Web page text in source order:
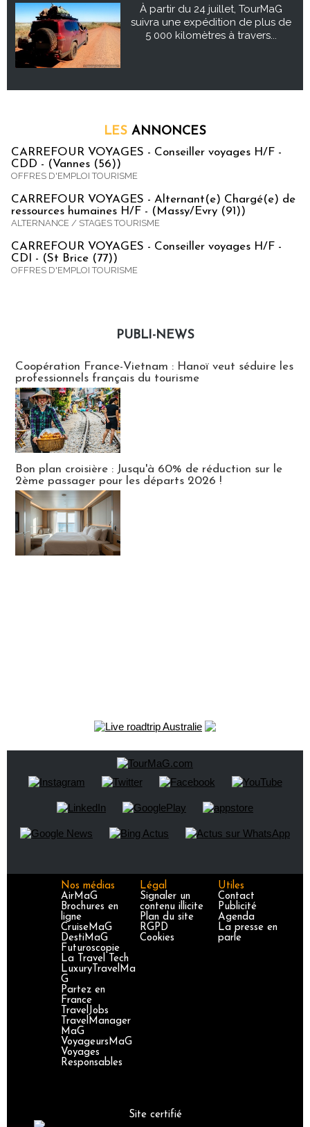
À partir du 24 juillet, TourMaG
suivra une expédition de plus de
5 000 kilomètres à travers...
LES ANNONCES
CARREFOUR VOYAGES - Conseiller voyages H/F -
CDD - (Vannes (56))
OFFRES D'EMPLOI TOURISME
CARREFOUR VOYAGES - Alternant(e) Chargé(e) de
ressources humaines H/F - (Massy/Evry (91))
ALTERNANCE / STAGES TOURISME
CARREFOUR VOYAGES - Conseiller voyages H/F -
CDI - (St Brice (77))
OFFRES D'EMPLOI TOURISME
PUBLI-NEWS
Coopération France-Vietnam : Hanoï veut séduire les
professionnels français du tourisme
Bon plan croisière : Jusqu'à 60% de réduction sur le
2ème passager pour les départs 2026 !
Nos médias
AirMaG
Brochures en
ligne
CruiseMaG
DestiMaG
Futuroscopie
La Travel Tech
LuxuryTravelMa
G
Partez en
France
TravelJobs
TravelManager
MaG
VoyageursMaG
Voyages
Responsables
Légal
Signaler un
contenu illicite
Plan du site
RGPD
Cookies
Utiles
Contact
Publicité
Agenda
La presse en
parle
Site certifié